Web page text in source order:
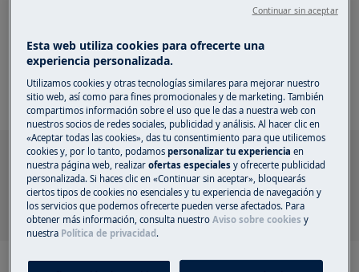
Apoyo para Compra
directamente con nosotros
Busca entre nuestros artículos de soporte
Esta web utiliza cookies para ofrecerte una
experiencia personalizada.
Utilizamos cookies y otras tecnologías similares para mejorar nuestro
sitio web, así como para fines promocionales y de marketing. También
compartimos información sobre el uso que le das a nuestra web con
nuestros socios de redes sociales, publicidad y análisis. Al hacer clic en
«Aceptar todas las cookies», das tu consentimiento para que utilicemos
cookies y, por lo tanto, podamospersonalizar tu experienciaen
nuestra página web, realizarofertas especiales y ofrecerte publicidad
personalizada. Si haces clic en «Continuar sin aceptar», bloquearás
ciertos tipos de cookies no esenciales y tu experiencia de navegación y
los servicios que podemos ofrecerte pueden verse afectados. Para
obtener más información, consulta nuestroAviso sobre cookies y
nuestra Política de privacidad.
Continuar sin aceptar